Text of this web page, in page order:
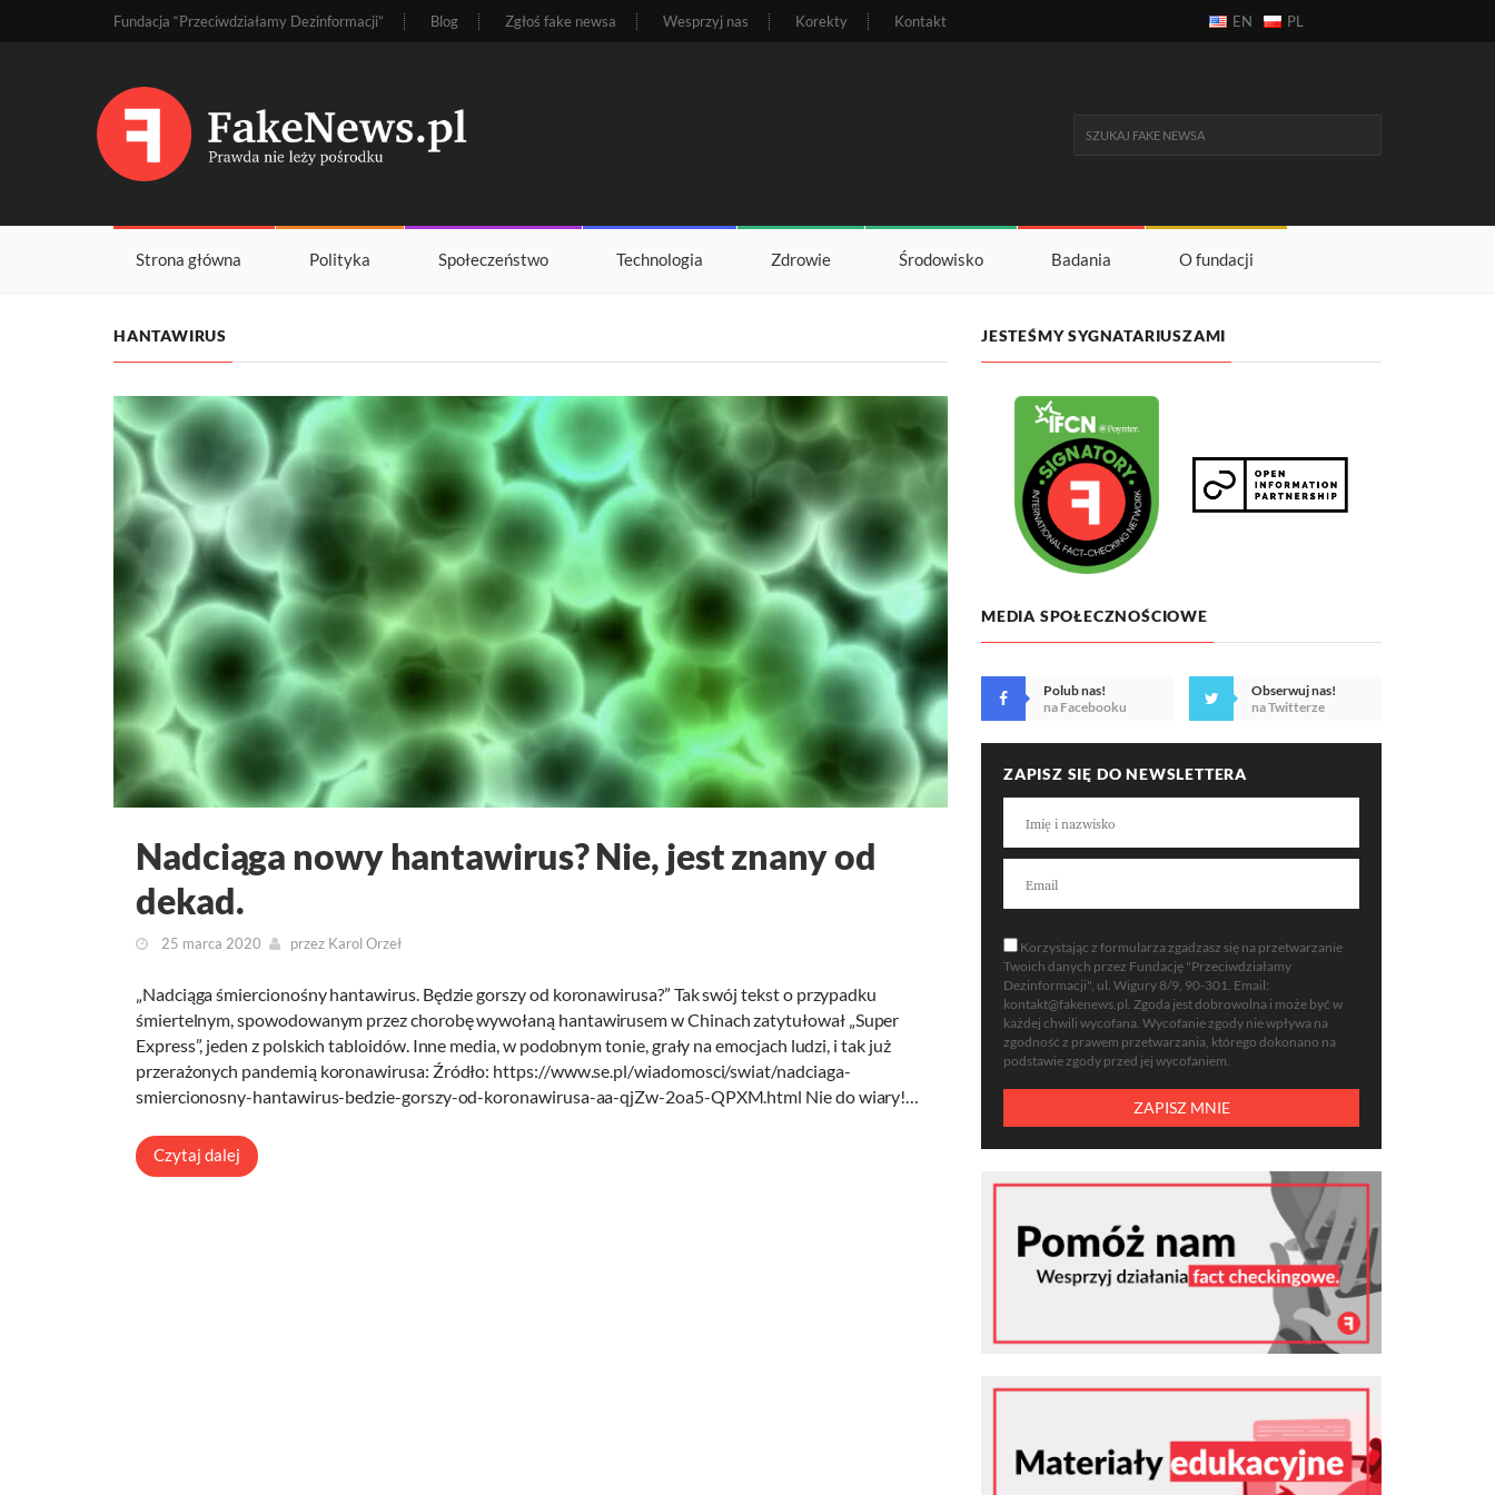
Fundacja “Przeciwdziałamy Dezinformacji” Blog Zgłoś fake newsa Wesprzyj nas Korekty Kontakt EN PL
Strona główna Polityka Społeczeństwo Technologia Zdrowie Środowisko Badania O fundacji
HANTAWIRUS
Nadciąga nowy hantawirus? Nie, jest znany od
dekad.
25 marca 2020 przez Karol Orzeł
„Nadciąga śmiercionośny hantawirus. Będzie gorszy od koronawirusa?” Tak swój tekst o przypadku
śmiertelnym, spowodowanym przez chorobę wywołaną hantawirusem w Chinach zatytułował „Super
Express”, jeden z polskich tabloidów. Inne media, w podobnym tonie, grały na emocjach ludzi, i tak już
przerażonych pandemią koronawirusa: Źródło: https://www.se.pl/wiadomosci/swiat/nadciaga-
smiercionosny-hantawirus-bedzie-gorszy-od-koronawirusa-aa-qjZw-2oa5-QPXM.html Nie do wiary!…
Czytaj dalej
JESTEŚMY SYGNATARIUSZAMI
MEDIA SPOŁECZNOŚCIOWE
Polub nas!
na Facebooku
Obserwuj nas!
na Twitterze
ZAPISZ SIĘ DO NEWSLETTERA
Korzystając z formularza zgadzasz się na przetwarzanie
Twoich danych przez Fundację "Przeciwdziałamy
Dezinformacji", ul. Wigury 8/9, 90-301. Email:
kontakt@fakenews.pl. Zgoda jest dobrowolna i może być w
każdej chwili wycofana. Wycofanie zgody nie wpływa na
zgodność z prawem przetwarzania, którego dokonano na
podstawie zgody przed jej wycofaniem.